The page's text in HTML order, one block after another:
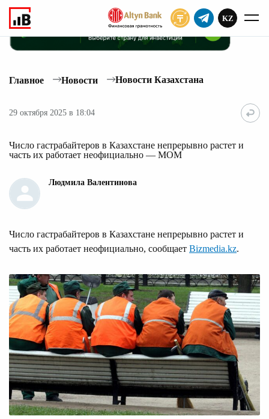
KZ
Главное Новости Новости Казахстана
29 октября 2025 в 18:04
Число гастрабайтеров в Казахстане непрерывно растет и
часть их работает неофициально — МОМ
Людмила Валентинова
Число гастрабайтеров в Казахстане непрерывно растет и
часть их работает неофициально, сообщает Bizmedia.kz.